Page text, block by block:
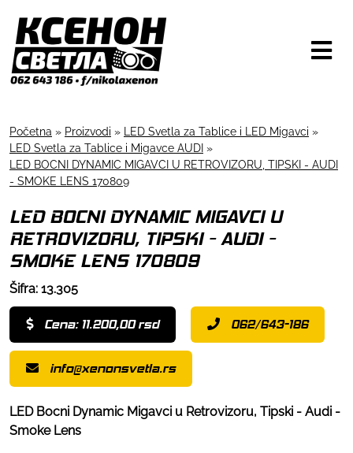
Početna » Proizvodi » LED Svetla za Tablice i LED Migavci »
LED Svetla za Tablice i Migavce AUDI »
LED BOCNI DYNAMIC MIGAVCI U RETROVIZORU, TIPSKI - AUDI
- SMOKE LENS 170809
LED BOCNI DYNAMIC MIGAVCI U
RETROVIZORU, TIPSKI - AUDI -
SMOKE LENS 170809
Šifra: 13.305
Cena: 11.200,00 rsd 062/643-186
info@xenonsvetla.rs
LED Bocni Dynamic Migavci u Retrovizoru, Tipski - Audi -
Smoke Lens